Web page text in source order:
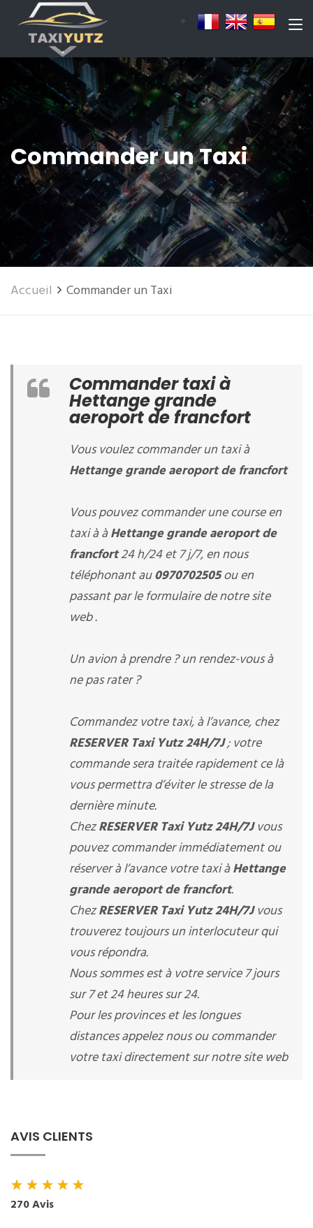
Commander un Taxi
Accueil Commander un Taxi
Commander taxi à
Hettange grande
aeroport de francfort
Vous voulez commander un taxi à
Hettange grande aeroport de francfort
Vous pouvez commander une course en
taxi à àHettange grande aeroport de
francfort24 h/24 et 7 j/7, en nous
téléphonant au0970702505ou en
passant par le formulaire de notre site
web .
Un avion à prendre ? un rendez-vous à
ne pas rater ?
Commandez votre taxi, à l’avance, chez
RESERVER Taxi Yutz 24H/7J; votre
commande sera traitée rapidement ce là
vous permettra d’éviter le stresse de la
dernière minute.
ChezRESERVER Taxi Yutz 24H/7Jvous
pouvez commander immédiatement ou
réserver à l’avance votre taxi àHettange
grande aeroport de francfort.
ChezRESERVER Taxi Yutz 24H/7Jvous
trouverez toujours un interlocuteur qui
vous répondra.
Nous sommes est à votre service 7 jours
sur 7 et 24 heures sur 24.
Pour les provinces et les longues
distances appelez nous ou commander
votre taxi directement sur notre site web
AVIS CLIENTS
★★★★★
270 Avis